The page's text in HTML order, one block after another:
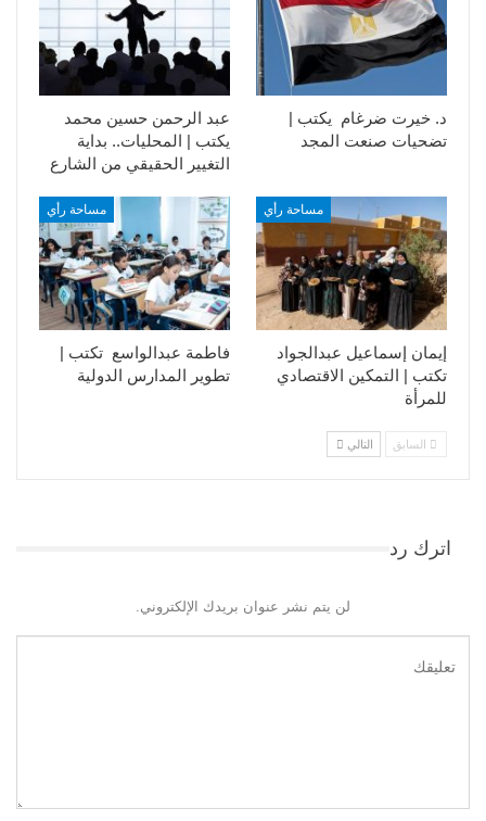
عبد الرحمن حسين محمد
يكتب | المحليات.. بداية
التغيير الحقيقي من الشارع
د. خيرت ضرغام يكتب |
تضحيات صنعت المجد
مساحة رأي
فاطمة عبدالواسع تكتب |
تطوير المدارس الدولية
مساحة رأي
إيمان إسماعيل عبدالجواد
تكتب | التمكين الاقتصادي
للمرأة
السابق التالي
اترك رد
لن يتم نشر عنوان بريدك الإلكتروني.